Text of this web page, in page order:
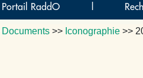
Portail RaddO
Documents >> Iconographie >>